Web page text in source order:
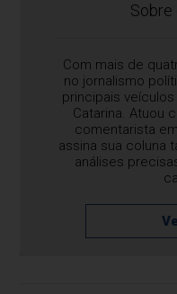
Sobre
Com mais de
no jornalismo
principais
Catarina. Atuou
comentarista
assina sua coluna
análises